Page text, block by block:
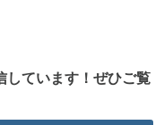
しています！ぜひご覧